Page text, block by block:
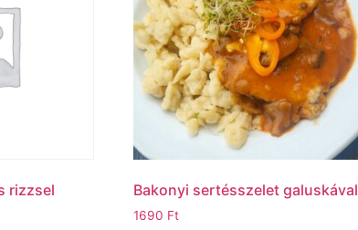
rizzsel Bakonyi sertésszelet galuskával
1690 Ft